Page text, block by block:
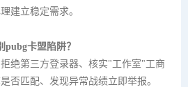
建立稳定需求。
卡盟陷阱？
绝第三方登录器、核实"工作室"工商
否匹配、发现异常战绩立即举报。